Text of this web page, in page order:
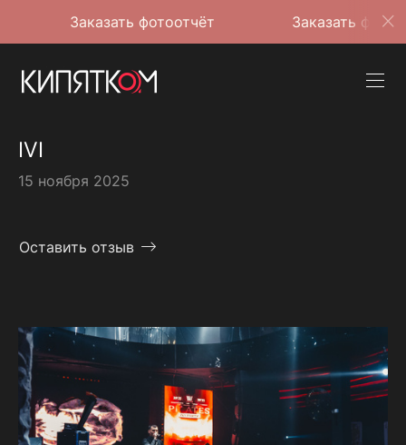
Заказать фотоотчёт Заказать фотоотчёт
IVI
15 ноября 2025
Оставить отзыв